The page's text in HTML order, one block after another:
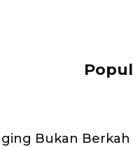
Bukan Berkah